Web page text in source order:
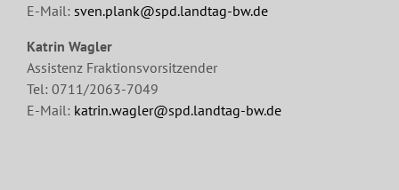
E-Mail: sven.plank@spd.landtag-bw.de
Katrin Wagler
Assistenz Fraktionsvorsitzender
Tel: 0711/2063-7049
E-Mail: katrin.wagler@spd.landtag-bw.de